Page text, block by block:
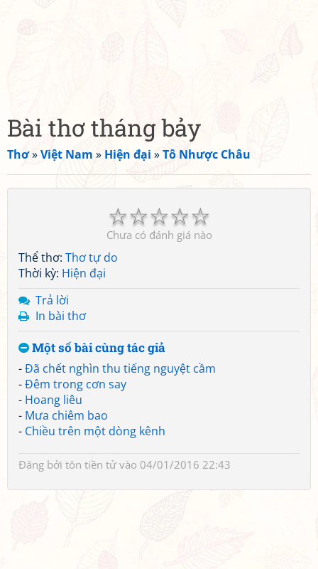
Bài thơ tháng bảy
Thơ»Việt Nam » Hiện đại »Tô Nhược Châu
☆
☆
☆
☆
☆
Chưa có đánh giá nào
Thể thơ: Thơ tự do
Thời kỳ: Hiện đại
Trả lời
In bài thơ
Một số bài cùng tác giả
-Đã chết nghìn thu tiếng nguyệt cầm
-Đêm trong cơn say
- Hoang liêu
- Mưa chiêm bao
- Chiều trên một dòng kênh
Đăng bởi tôn tiền tửvào 04/01/2016 22:43